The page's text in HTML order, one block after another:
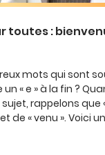
toutes :
mots qui sont
« e » à la fin ?
rappelons que
de « venu ». Voici